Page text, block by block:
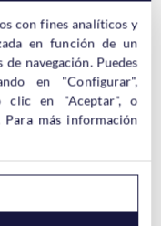
Una base de
seleccionar todas o
Si no sabes lo que son
de todo lo que vamos a
útil para no meter la
con fines analíticos y
en función de un
navegación. Puedes
en "Configurar",
clic en "Aceptar", o
Para más información